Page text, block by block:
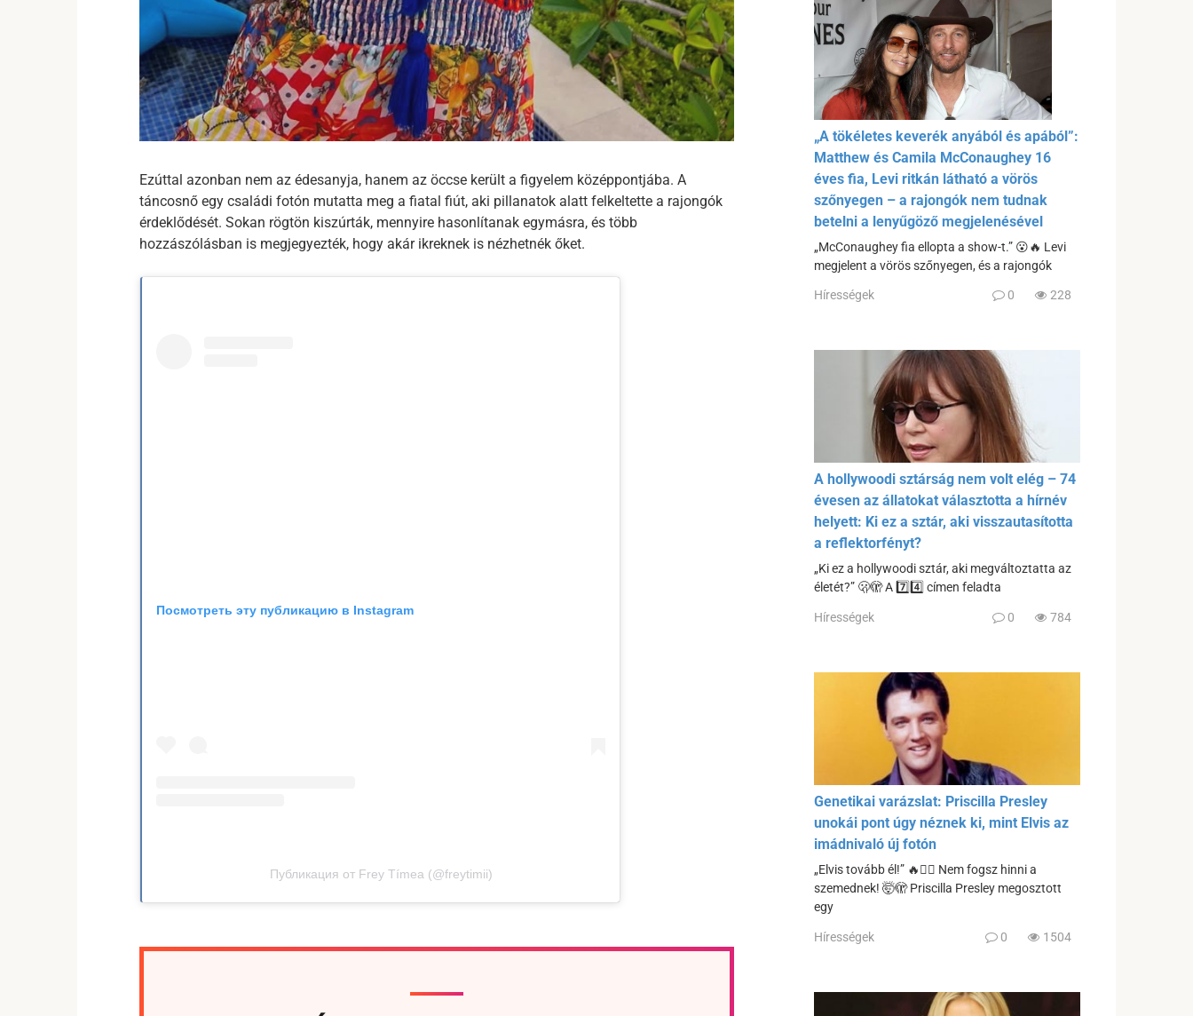
Ezúttal azonban nem az édesanyja, hanem az öccse került a figyelem középpontjába. A
táncosnő egy családi fotón mutatta meg a fiatal fiút, aki pillanatok alatt felkeltette a rajongók
érdeklődését. Sokan rögtön kiszúrták, mennyire hasonlítanak egymásra, és több
hozzászólásban is megjegyezték, hogy akár ikreknek is nézhetnék őket.
Посмотреть эту публикацию в Instagram
Публикация от Frey Tímea (@freytimii)
„A tökéletes keverék anyából és apából”:
Matthew és Camila McConaughey 16
éves fia, Levi ritkán látható a vörös
szőnyegen – a rajongók nem tudnak
betelni a lenyűgöző megjelenésével
„McConaughey fia ellopta a show-t.” 😮🔥 Levi
megjelent a vörös szőnyegen, és a rajongók
Hírességek 0 228
A hollywoodi sztárság nem volt elég – 74
évesen az állatokat választotta a hírnév
helyett: Ki ez a sztár, aki visszautasította
a reflektorfényt?
„Ki ez a hollywoodi sztár, aki megváltoztatta az
életét?” 🫢🫣 A 7️⃣4️⃣ címen feladta
Hírességek 0 784
Genetikai varázslat: Priscilla Presley
unokái pont úgy néznek ki, mint Elvis az
imádnivaló új fotón
„Elvis tovább él!” 🔥❤️‍🔥 Nem fogsz hinni a
szemednek! 🤯🫣 Priscilla Presley megosztott
egy
Hírességek 0 1504